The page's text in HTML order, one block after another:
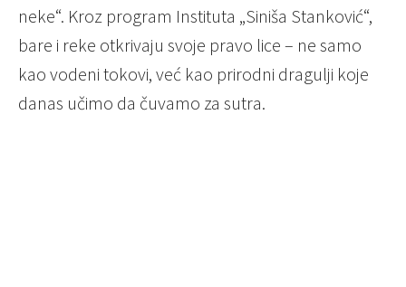
neke“. Kroz program Instituta „Siniša Stanković“,
bare i reke otkrivaju svoje pravo lice – ne samo
kao vodeni tokovi, već kao prirodni dragulji koje
danas učimo da čuvamo za sutra.